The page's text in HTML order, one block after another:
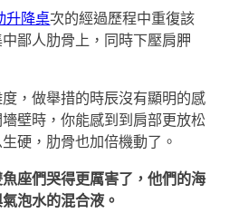
升降桌次的經過歷程中重復該
鄙人肋骨上，同時下壓肩胛
，做舉措的時辰沒有顯明的感
壁時，你能感到到肩部更放松
硬，肋骨也加倍機動了。
座們哭得更厲害了，他們的海
泡水的混合液。